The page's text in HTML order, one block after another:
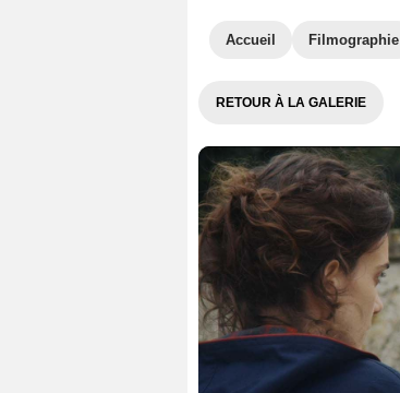
Accueil Filmographie
RETOUR À LA GALERIE